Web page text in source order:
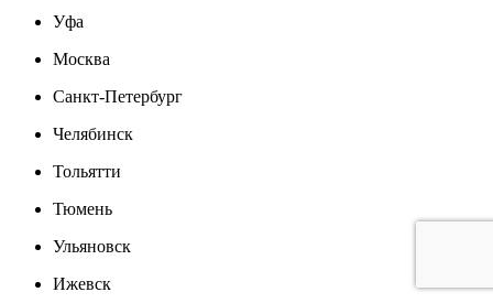
Уфа
Москва
Санкт-Петербург
Челябинск
Тольятти
Тюмень
Ульяновск
Ижевск